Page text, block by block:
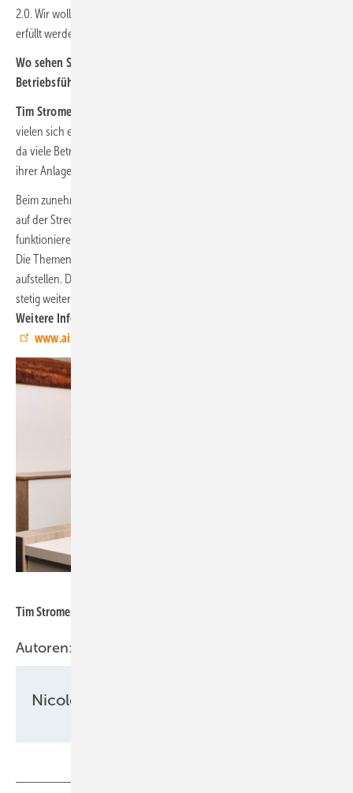
2.0. Wir wollen dort für sie da sein und wissen, welche Anforderungen
erfüllt werden müssen.
Wo sehen Sie künftig einen wichtigen Fokus in der
Betriebsführung?
Tim Stromer:
vielen sich entwickelnden Themenfelder immer mehr an Bedeutung
da viele Betreiber eine professionelle Unterstützung beim Betrieb
ihrer Anlagen benötigen.
Beim zunehmenden Ausbau der Windenergie darf die Qualität nicht
auf der Strecke bleiben. Ein schnelles und flexibles Arbeiten durch
funktionierende Software ist in der Betriebsführung unumgänglich.
Die Themenfelder werden immer größer und man muss sich breit
aufstellen. Dahingehend muss man angebotene Dienstleistungen
stetig weiterentwickeln und seine Prozesse regelmäßig optimieren.
Weitere Informationen:
www.airwin.de
Tim Stromer, Geschäftsführer Airwin
Autoren:
Nicole Weinhold